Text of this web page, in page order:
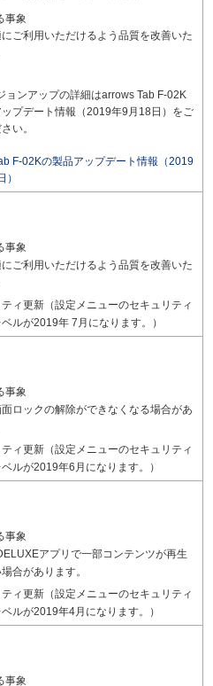
事象
ご利用いただけるよう品質を改善いた
ョンアップの詳細はarrows Tab F-02K
プデート情報（2019年9月18日）をご
い。
F-02Kの製品アップデート情報（2019
）
事象
ご利用いただけるよう品質を改善いた
ィ更新（設定メニューのセキュリティ
ルが2019年 7月になります。）
事象
面ロックの解除ができなくなる場合があ
ィ更新（設定メニューのセキュリティ
ルが2019年6月になります。）
事象
アプリで一部コンテンツが再生
合があります。
ィ更新（設定メニューのセキュリティ
ルが2019年4月になります。）
事象